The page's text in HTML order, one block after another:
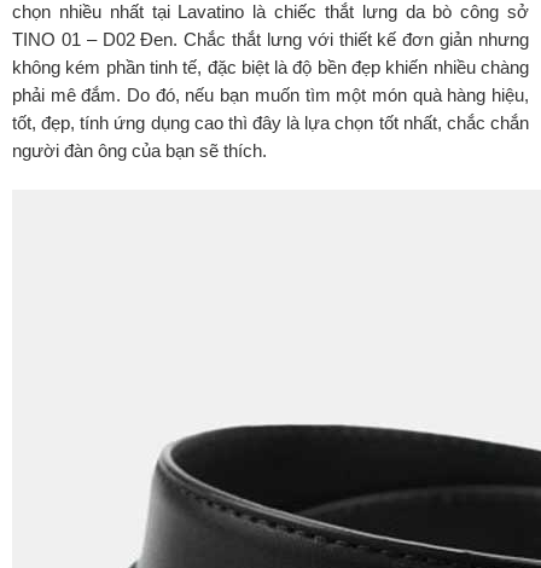
chọn nhiều nhất tại Lavatino là chiếc thắt lưng da bò công sở
TINO 01 – D02 Đen. Chắc thắt lưng với thiết kế đơn giản nhưng
không kém phần tinh tế, đặc biệt là độ bền đẹp khiến nhiều chàng
phải mê đắm. Do đó, nếu bạn muốn tìm một món quà hàng hiệu,
tốt, đẹp, tính ứng dụng cao thì đây là lựa chọn tốt nhất, chắc chắn
người đàn ông của bạn sẽ thích.